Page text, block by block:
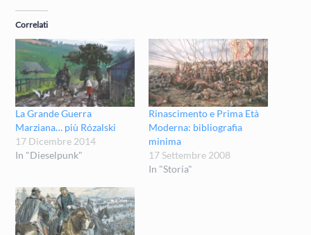
Correlati
La Grande Guerra
Marziana… più Rózalski
17 Dicembre 2014
In "Dieselpunk"
Rinascimento e Prima Età
Moderna: bibliografia
minima
17 Settembre 2008
In "Storia"